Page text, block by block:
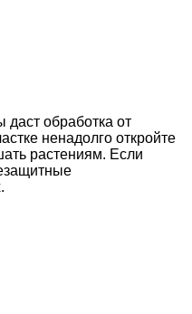
даст обработка от
ненадолго откройте
растениям. Если